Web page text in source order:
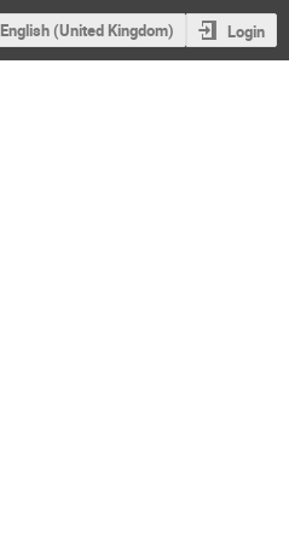
English (United Kingdom) Login